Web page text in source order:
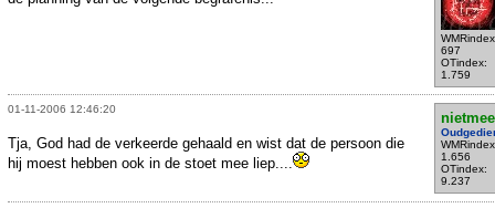
697
OTindex:
1.759
01-11-2006 12:46:20
1.656
OTindex:
9.237
Tja, God had de verkeerde gehaald en wist dat de persoon die
hij moest hebben ook in de stoet mee liep....